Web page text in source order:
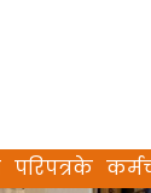
परिपत्रके